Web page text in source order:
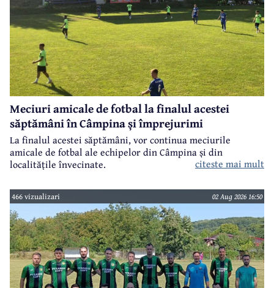
Meciuri amicale de fotbal la finalul acestei
săptămâni în Câmpina și împrejurimi
La finalul acestei săptămâni, vor continua meciurile
amicale de fotbal ale echipelor din Câmpina și din
localitățile învecinate.
citeste mai mult
466 vizualizari 02 Aug 2026 16:50